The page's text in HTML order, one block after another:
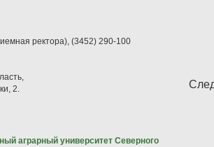
ректора), (3452) 290-100
2.
аграрный университет Северного